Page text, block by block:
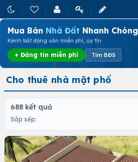
Mua Bán Nhà Đất Nhanh Chóng
Kênh bất động sản miễn phí, uy tín
+ Đăng tin miễn phí Tìm BĐS
Cho thuê nhà mặt phố
688 kết quả
Sắp xếp: